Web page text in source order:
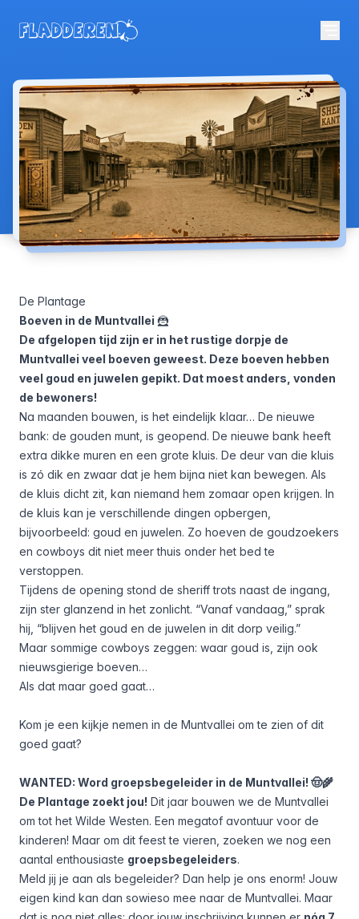
De Plantage
Boeven in de Muntvallei 🦹
De afgelopen tijd zijn er in het rustige dorpje de
Muntvallei veel boeven geweest. Deze boeven hebben
veel goud en juwelen gepikt. Dat moest anders, vonden
de bewoners!
Na maanden bouwen, is het eindelijk klaar… De nieuwe
bank: de gouden munt, is geopend. De nieuwe bank heeft
extra dikke muren en een grote kluis. De deur van die kluis
is zó dik en zwaar dat je hem bijna niet kan bewegen. Als
de kluis dicht zit, kan niemand hem zomaar open krijgen. In
de kluis kan je verschillende dingen opbergen,
bijvoorbeeld: goud en juwelen. Zo hoeven de goudzoekers
en cowboys dit niet meer thuis onder het bed te
verstoppen.
Tijdens de opening stond de sheriff trots naast de ingang,
zijn ster glanzend in het zonlicht. “Vanaf vandaag,” sprak
hij, “blijven het goud en de juwelen in dit dorp veilig.”
Maar sommige cowboys zeggen: waar goud is, zijn ook
nieuwsgierige boeven…
Als dat maar goed gaat…
Kom je een kijkje nemen in de Muntvallei om te zien of dit
goed gaat?
WANTED: Word groepsbegeleider in de Muntvallei! 🤠🌾
De Plantage zoekt jou! Dit jaar bouwen we de Muntvallei
om tot het Wilde Westen. Een megatof avontuur voor de
kinderen! Maar om dit feest te vieren, zoeken we nog een
aantal enthousiaste groepsbegeleiders.
Meld jij je aan als begeleider? Dan help je ons enorm! Jouw
eigen kind kan dan sowieso mee naar de Muntvallei. Maar